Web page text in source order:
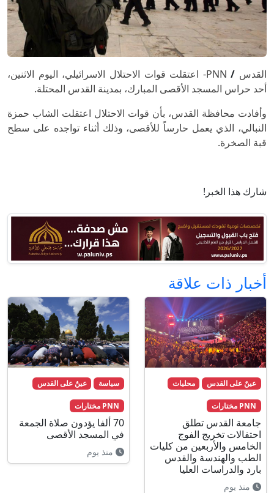
القدس /
PNN- اعتقلت قوات الاحتلال الاسرائيلي، اليوم الاثنين،
أحد حراس المسجد الأقصى المبارك، بمدينة القدس المحتلة.
وأفادت محافظة القدس، بأن قوات الاحتلال اعتقلت الشاب حمزة
النبالي، الذي يعمل حارساً للأقصى، وذلك أثناء تواجده على سطح
قبة الصخرة.
شارك هذا الخبر!
أخبار ذات علاقة
عينٌ على القدس محليات
PNN مختارات
جامعة القدس تطلق
احتفالات تخريج الفوج
الخامس والأربعين من كليات
الطب والهندسة والقدس
بارد والدراسات العليا
منذ يوم
سياسة عينٌ على القدس
PNN مختارات
70 ألفا يؤدون صلاة الجمعة
في المسجد الأقصى
منذ يوم